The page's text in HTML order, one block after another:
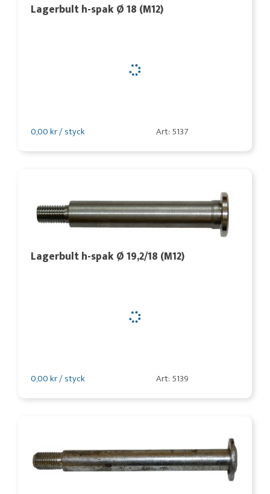
Lagerbult h-spak Ø 18 (M12)
0,00 kr / styck Art: 5137
Lagerbult h-spak Ø 19,2/18 (M12)
0,00 kr / styck Art: 5139